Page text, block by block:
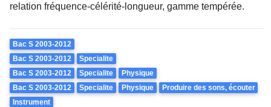
relation fréquence-célérité-longueur, gamme tempérée.
Theme
Bac S 2003-2012
Bac S 2003-2012
Specialite
Bac S 2003-2012
Specialite
Physique
Bac S 2003-2012
Specialite Physique
Produire des sons, écouter
Instrument